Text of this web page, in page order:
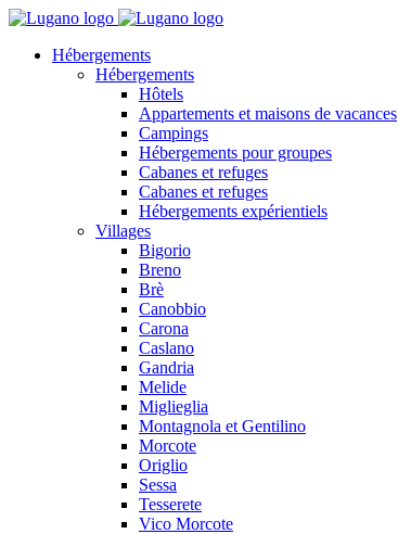
Hébergements
Hébergements
Hôtels
Appartements et maisons de vacances
Campings
Hébergements pour groupes
Cabanes et refuges
Cabanes et refuges
Hébergements expérientiels
Villages
Bigorio
Breno
Brè
Canobbio
Carona
Caslano
Gandria
Melide
Miglieglia
Montagnola et Gentilino
Morcote
Origlio
Sessa
Tesserete
Vico Morcote